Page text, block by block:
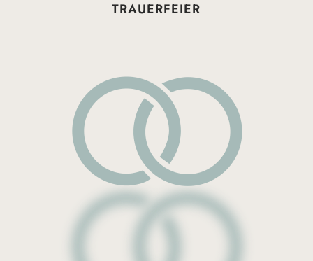
TRAUERFEIER